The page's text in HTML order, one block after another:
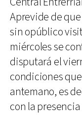
Aprevide de
sin opúblico
miércoles se
disputará el
condiciones
antemano, es
con la